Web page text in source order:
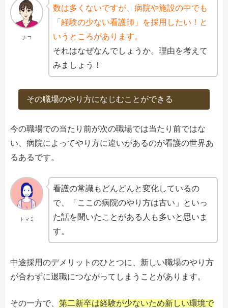
ナコ
数は多くないですが、病院や施設の中でも
「経験の少ない看護師」を採用したい！と
いうところがあります。
それはなぜなんでしょうか。理由を考えて
みましょう！
その職場のやり方になじむことができる
今の職場での当たり前が次の職場では当たり前ではな
い、病院によってやり方に違いがあるのが看護の世界あ
るあるです。
トマミ
看護の常識もどんどんと変化しているの
で、「ここの病院のやり方は古い」といっ
た話を聞いたことがある人も多いと思いま
す。
中途採用のデメリットのひとつに、新しい職場のやり方
が合わずに退職につながってしまうことがあります。
その一方で、 第二新卒は経験が少ないため新しい環境で